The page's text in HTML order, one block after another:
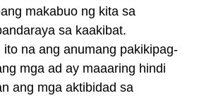
makabuo ng kita sa
sa kaakibat.
na ang anumang pakikipag-
mga ad ay maaaring hindi
ang mga aktibidad sa